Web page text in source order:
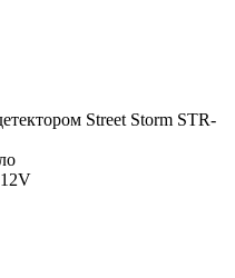
Street Storm STR-